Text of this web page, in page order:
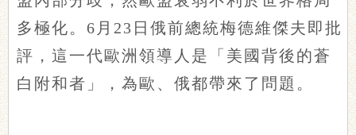
多極化。6月23日俄前總統梅德維傑夫即批
評，這一代歐洲領導人是「美國背後的蒼
白附和者」，為歐、俄都帶來了問題。